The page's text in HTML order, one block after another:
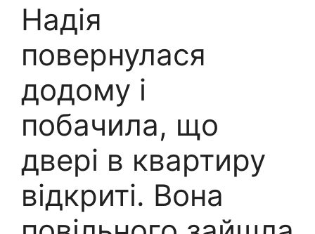
Надія
повернулася
додому і
побачила, що
двері в квартиру
відкриті. Вона